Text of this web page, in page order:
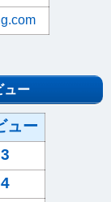
ュー
ュー